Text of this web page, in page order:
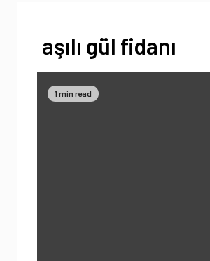
aşılı gül fidanı
1 min read